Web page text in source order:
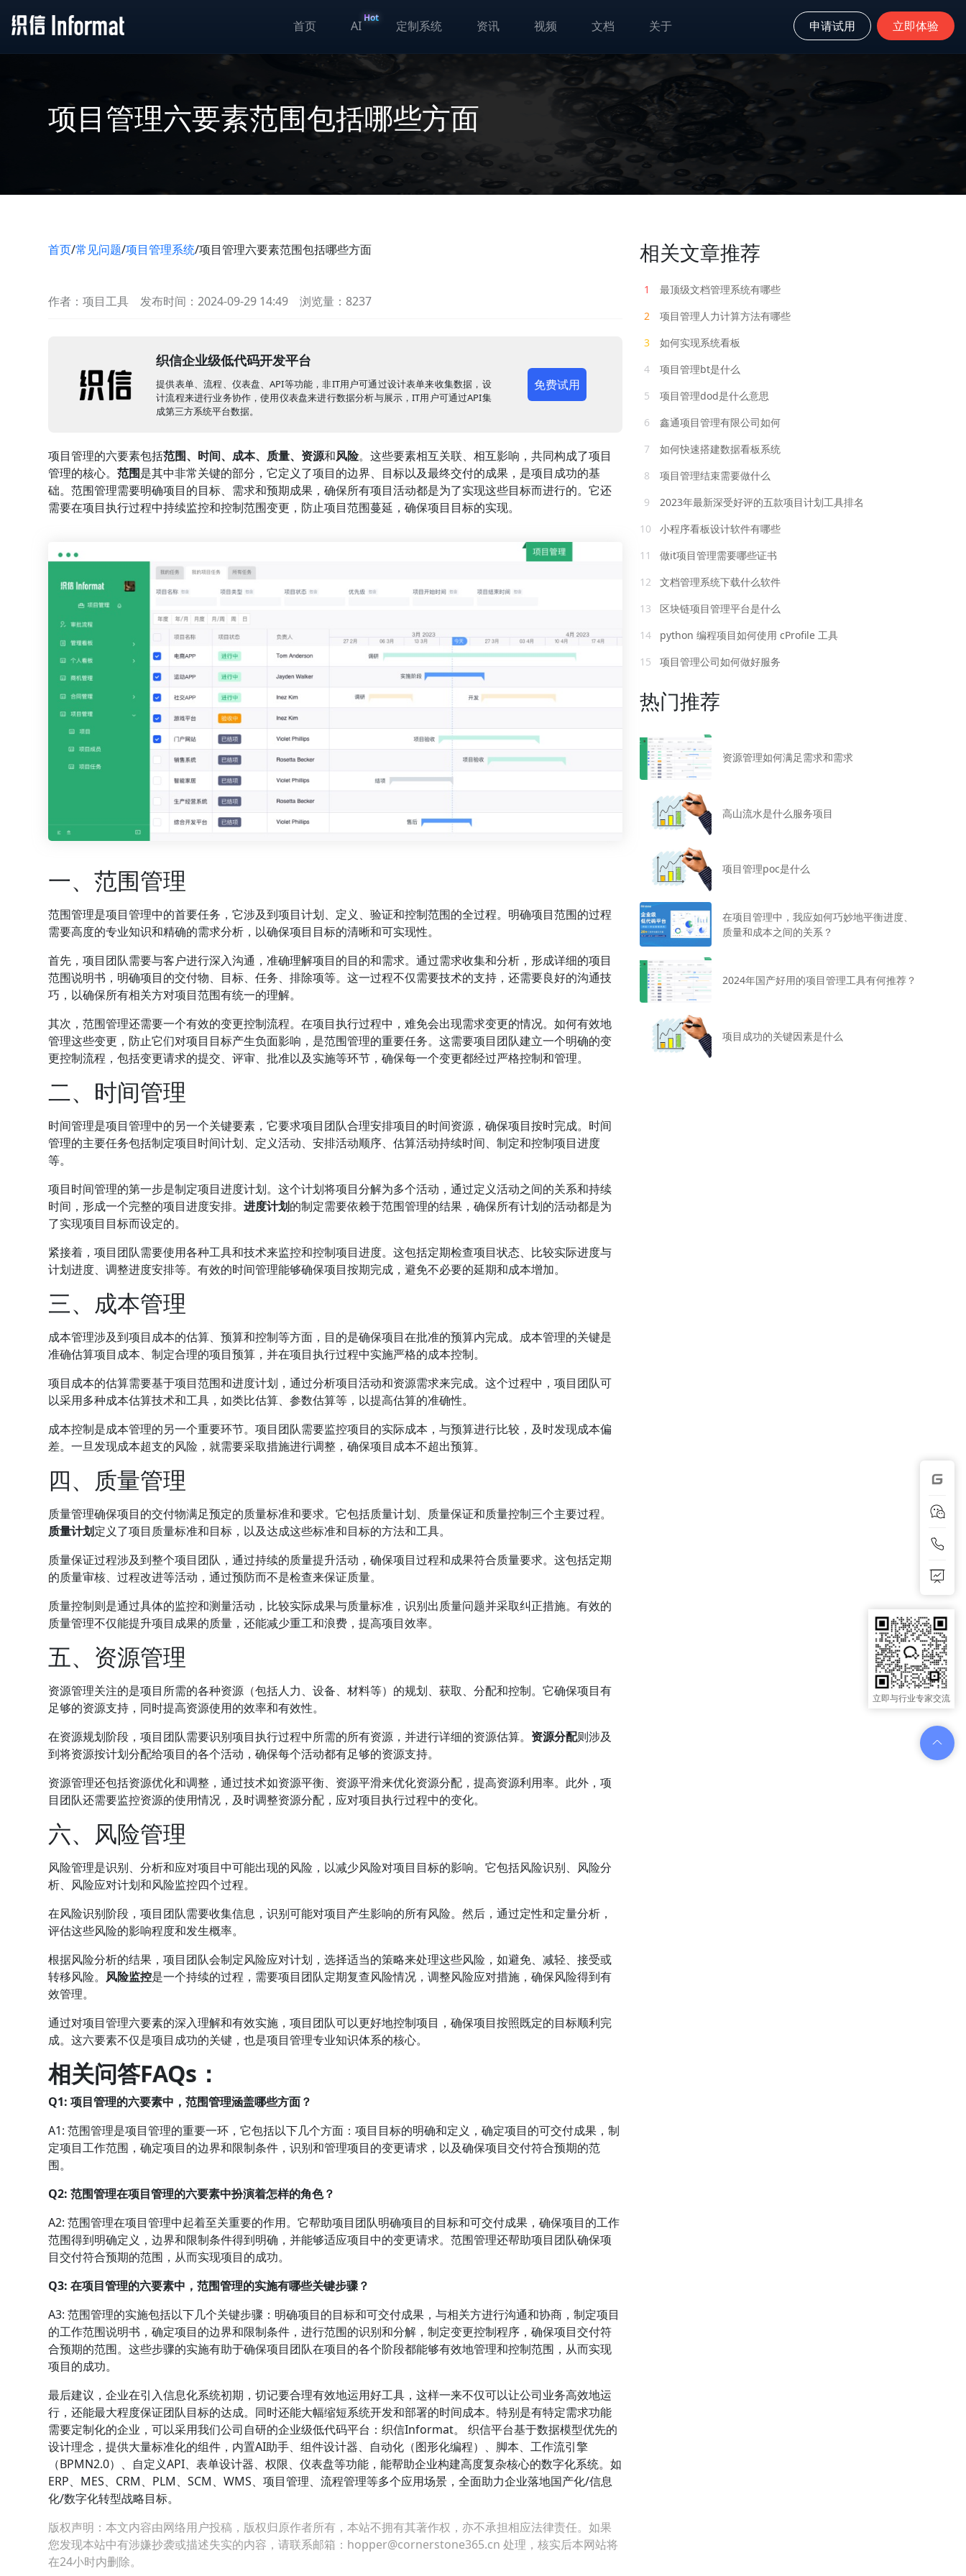
首页 AI
Hot
定制系统 资讯 视频 文档 关于 申请试用 立即体验
项目管理六要素范围包括哪些方面
首页/常见问题/项目管理系统/项目管理六要素范围包括哪些方面
作者：项目工具 发布时间：2024-09-29 14:49 浏览量：8237
织信企业级低代码开发平台
提供表单、流程、仪表盘、API等功能，非IT用户可通过设计表单来收集数据，设
计流程来进行业务协作，使用仪表盘来进行数据分析与展示，IT用户可通过API集
成第三方系统平台数据。
免费试用
项目管理的六要素包括范围、时间、成本、质量、资源和风险。这些要素相互关联、相互影响，共同构成了项目
管理的核心。范围是其中非常关键的部分，它定义了项目的边界、目标以及最终交付的成果，是项目成功的基
础。范围管理需要明确项目的目标、需求和预期成果，确保所有项目活动都是为了实现这些目标而进行的。它还
需要在项目执行过程中持续监控和控制范围变更，防止项目范围蔓延，确保项目目标的实现。
一、范围管理
范围管理是项目管理中的首要任务，它涉及到项目计划、定义、验证和控制范围的全过程。明确项目范围的过程
需要高度的专业知识和精确的需求分析，以确保项目目标的清晰和可实现性。
首先，项目团队需要与客户进行深入沟通，准确理解项目的目的和需求。通过需求收集和分析，形成详细的项目
范围说明书，明确项目的交付物、目标、任务、排除项等。这一过程不仅需要技术的支持，还需要良好的沟通技
巧，以确保所有相关方对项目范围有统一的理解。
其次，范围管理还需要一个有效的变更控制流程。在项目执行过程中，难免会出现需求变更的情况。如何有效地
管理这些变更，防止它们对项目目标产生负面影响，是范围管理的重要任务。这需要项目团队建立一个明确的变
更控制流程，包括变更请求的提交、评审、批准以及实施等环节，确保每一个变更都经过严格控制和管理。
二、时间管理
时间管理是项目管理中的另一个关键要素，它要求项目团队合理安排项目的时间资源，确保项目按时完成。时间
管理的主要任务包括制定项目时间计划、定义活动、安排活动顺序、估算活动持续时间、制定和控制项目进度
等。
项目时间管理的第一步是制定项目进度计划。这个计划将项目分解为多个活动，通过定义活动之间的关系和持续
时间，形成一个完整的项目进度安排。进度计划的制定需要依赖于范围管理的结果，确保所有计划的活动都是为
了实现项目目标而设定的。
紧接着，项目团队需要使用各种工具和技术来监控和控制项目进度。这包括定期检查项目状态、比较实际进度与
计划进度、调整进度安排等。有效的时间管理能够确保项目按期完成，避免不必要的延期和成本增加。
三、成本管理
成本管理涉及到项目成本的估算、预算和控制等方面，目的是确保项目在批准的预算内完成。成本管理的关键是
准确估算项目成本、制定合理的项目预算，并在项目执行过程中实施严格的成本控制。
项目成本的估算需要基于项目范围和进度计划，通过分析项目活动和资源需求来完成。这个过程中，项目团队可
以采用多种成本估算技术和工具，如类比估算、参数估算等，以提高估算的准确性。
成本控制是成本管理的另一个重要环节。项目团队需要监控项目的实际成本，与预算进行比较，及时发现成本偏
差。一旦发现成本超支的风险，就需要采取措施进行调整，确保项目成本不超出预算。
四、质量管理
质量管理确保项目的交付物满足预定的质量标准和要求。它包括质量计划、质量保证和质量控制三个主要过程。
质量计划定义了项目质量标准和目标，以及达成这些标准和目标的方法和工具。
质量保证过程涉及到整个项目团队，通过持续的质量提升活动，确保项目过程和成果符合质量要求。这包括定期
的质量审核、过程改进等活动，通过预防而不是检查来保证质量。
质量控制则是通过具体的监控和测量活动，比较实际成果与质量标准，识别出质量问题并采取纠正措施。有效的
质量管理不仅能提升项目成果的质量，还能减少重工和浪费，提高项目效率。
五、资源管理
资源管理关注的是项目所需的各种资源（包括人力、设备、材料等）的规划、获取、分配和控制。它确保项目有
足够的资源支持，同时提高资源使用的效率和有效性。
在资源规划阶段，项目团队需要识别项目执行过程中所需的所有资源，并进行详细的资源估算。 资源分配则涉及
到将资源按计划分配给项目的各个活动，确保每个活动都有足够的资源支持。
资源管理还包括资源优化和调整，通过技术如资源平衡、资源平滑来优化资源分配，提高资源利用率。此外，项
目团队还需要监控资源的使用情况，及时调整资源分配，应对项目执行过程中的变化。
六、风险管理
风险管理是识别、分析和应对项目中可能出现的风险，以减少风险对项目目标的影响。它包括风险识别、风险分
析、风险应对计划和风险监控四个过程。
在风险识别阶段，项目团队需要收集信息，识别可能对项目产生影响的所有风险。然后，通过定性和定量分析，
评估这些风险的影响程度和发生概率。
根据风险分析的结果，项目团队会制定风险应对计划，选择适当的策略来处理这些风险，如避免、减轻、接受或
转移风险。 风险监控是一个持续的过程，需要项目团队定期复查风险情况，调整风险应对措施，确保风险得到有
效管理。
通过对项目管理六要素的深入理解和有效实施，项目团队可以更好地控制项目，确保项目按照既定的目标顺利完
成。这六要素不仅是项目成功的关键，也是项目管理专业知识体系的核心。
相关问答FAQs：
Q1: 项目管理的六要素中，范围管理涵盖哪些方面？
A1: 范围管理是项目管理的重要一环，它包括以下几个方面：项目目标的明确和定义，确定项目的可交付成果，制
定项目工作范围，确定项目的边界和限制条件，识别和管理项目的变更请求，以及确保项目交付符合预期的范
围。
Q2: 范围管理在项目管理的六要素中扮演着怎样的角色？
A2: 范围管理在项目管理中起着至关重要的作用。它帮助项目团队明确项目的目标和可交付成果，确保项目的工作
范围得到明确定义，边界和限制条件得到明确，并能够适应项目中的变更请求。范围管理还帮助项目团队确保项
目交付符合预期的范围，从而实现项目的成功。
Q3: 在项目管理的六要素中，范围管理的实施有哪些关键步骤？
A3: 范围管理的实施包括以下几个关键步骤：明确项目的目标和可交付成果，与相关方进行沟通和协商，制定项目
的工作范围说明书，确定项目的边界和限制条件，进行范围的识别和分解，制定变更控制程序，确保项目交付符
合预期的范围。这些步骤的实施有助于确保项目团队在项目的各个阶段都能够有效地管理和控制范围，从而实现
项目的成功。
最后建议，企业在引入信息化系统初期，切记要合理有效地运用好工具，这样一来不仅可以让公司业务高效地运
行，还能最大程度保证团队目标的达成。同时还能大幅缩短系统开发和部署的时间成本。特别是有特定需求功能
需要定制化的企业，可以采用我们公司自研的企业级低代码平台：织信Informat。 织信平台基于数据模型优先的
设计理念，提供大量标准化的组件，内置AI助手、组件设计器、自动化（图形化编程）、脚本、工作流引擎
（BPMN2.0）、自定义API、表单设计器、权限、仪表盘等功能，能帮助企业构建高度复杂核心的数字化系统。如
ERP、MES、CRM、PLM、SCM、WMS、项目管理、流程管理等多个应用场景，全面助力企业落地国产化/信息
化/数字化转型战略目标。
版权声明：本文内容由网络用户投稿，版权归原作者所有，本站不拥有其著作权，亦不承担相应法律责任。如果
您发现本站中有涉嫌抄袭或描述失实的内容，请联系邮箱：hopper@cornerstone365.cn 处理，核实后本网站将
在24小时内删除。
相关文章推荐
1
最顶级文档管理系统有哪些
2
项目管理人力计算方法有哪些
3
如何实现系统看板
4
项目管理bt是什么
5
项目管理dod是什么意思
6
鑫通项目管理有限公司如何
7
如何快速搭建数据看板系统
8
项目管理结束需要做什么
9
2023年最新深受好评的五款项目计划工具排名
10
小程序看板设计软件有哪些
11
做it项目管理需要哪些证书
12
文档管理系统下载什么软件
13
区块链项目管理平台是什么
14
python 编程项目如何使用 cProfile 工具
15
项目管理公司如何做好服务
热门推荐
资源管理如何满足需求和需求
高山流水是什么服务项目
项目管理poc是什么
在项目管理中，我应如何巧妙地平衡进度、
质量和成本之间的关系？
2024年国产好用的项目管理工具有何推荐？
项目成功的关键因素是什么
立即与行业专家交流